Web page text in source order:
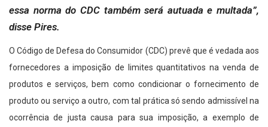
essa norma do CDC também será autuada e multada”,
disse Pires.
O Código de Defesa do Consumidor (CDC) prevê que é vedada aos
fornecedores a imposição de limites quantitativos na venda de
produtos e serviços, bem como condicionar o fornecimento de
produto ou serviço a outro, com tal prática só sendo admissível na
ocorrência de justa causa para sua imposição, a exemplo de